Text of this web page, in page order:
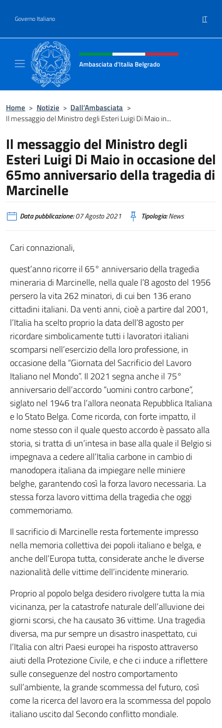
Governo Italiano IT
Intestazione sito, social e menù
Ambasciata d'Italia Belgrado
Home > Notizie > Dall’Ambasciata >
Il messaggio del Ministro degli Esteri Luigi Di Maio in...
Il messaggio del Ministro degli
Esteri Luigi Di Maio in occasione del
65mo anniversario della tragedia di
Marcinelle
Data pubblicazione:07 Agosto 2021 Tipologia:News
Cari connazionali,
quest’anno ricorre il 65° anniversario della tragedia
mineraria di Marcinelle, nella quale l’8 agosto del 1956
persero la vita 262 minatori, di cui ben 136 erano
cittadini italiani. Da venti anni, cioè a partire dal 2001,
l’Italia ha scelto proprio la data dell’8 agosto per
ricordare simbolicamente tutti i lavoratori italiani
scomparsi nell’esercizio della loro professione, in
occasione della “Giornata del Sacrificio del Lavoro
Italiano nel Mondo”. Il 2021 segna anche il 75°
anniversario dell’accordo “uomini contro carbone”,
siglato nel 1946 tra l’allora neonata Repubblica Italiana
e lo Stato Belga. Come ricorda, con forte impatto, il
nome stesso con il quale questo accordo è passato alla
storia, si tratta di un’intesa in base alla quale il Belgio si
impegnava a cedere all’Italia carbone in cambio di
manodopera italiana da impiegare nelle miniere
belghe, garantendo così la forza lavoro necessaria. La
stessa forza lavoro vittima della tragedia che oggi
commemoriamo.
Il sacrificio di Marcinelle resta fortemente impresso
nella memoria collettiva dei popoli italiano e belga, e
anche dell’Europa tutta, considerate anche le diverse
nazionalità delle vittime dell’incidente minerario.
Proprio al popolo belga desidero rivolgere tutta la mia
vicinanza, per la catastrofe naturale dell’alluvione dei
giorni scorsi, che ha causato 36 vittime. Una tragedia
diversa, ma pur sempre un disastro inaspettato, cui
l’Italia con altri Paesi europei ha risposto attraverso
aiuti della Protezione Civile, e che ci induce a riflettere
sulle conseguenze del nostro comportamento
sull’ambiente, la grande scommessa del futuro, così
come la ricerca del lavoro era la scommessa del popolo
italiano uscito dal Secondo conflitto mondiale.